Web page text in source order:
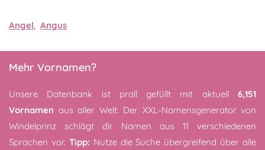
Angel, Angus
Mehr Vornamen?
Unsere Datenbank ist prall gefüllt mit aktuell 6,151
Vornamen aus aller Welt. Der XXL-Namensgenerator von
Windelprinz schlägt dir Namen aus 11 verschiedenen
Sprachen vor. Tipp: Nutze die Suche übergreifend über alle